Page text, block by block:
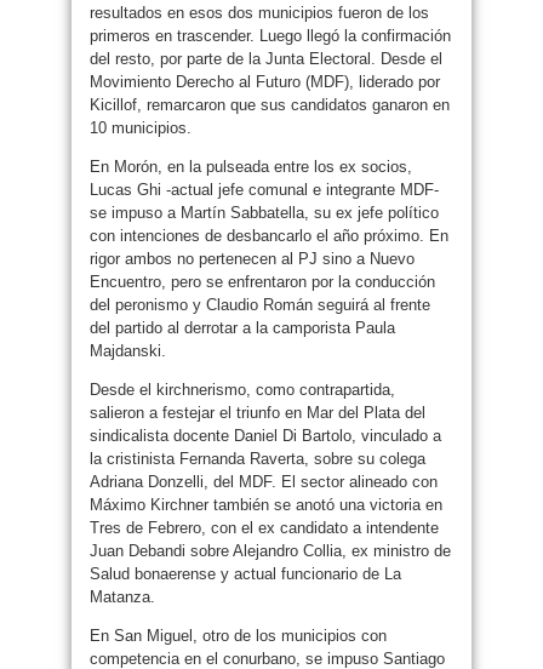
resultados en esos dos municipios fueron de los
primeros en trascender. Luego llegó la confirmación
del resto, por parte de la Junta Electoral. Desde el
Movimiento Derecho al Futuro (MDF), liderado por
Kicillof, remarcaron que sus candidatos ganaron en
10 municipios.
En Morón, en la pulseada entre los ex socios,
Lucas Ghi -actual jefe comunal e integrante MDF-
se impuso a Martín Sabbatella, su ex jefe político
con intenciones de desbancarlo el año próximo. En
rigor ambos no pertenecen al PJ sino a Nuevo
Encuentro, pero se enfrentaron por la conducción
del peronismo y Claudio Román seguirá al frente
del partido al derrotar a la camporista Paula
Majdanski.
Desde el kirchnerismo, como contrapartida,
salieron a festejar el triunfo en Mar del Plata del
sindicalista docente Daniel Di Bartolo, vinculado a
la cristinista Fernanda Raverta, sobre su colega
Adriana Donzelli, del MDF. El sector alineado con
Máximo Kirchner también se anotó una victoria en
Tres de Febrero, con el ex candidato a intendente
Juan Debandi sobre Alejandro Collia, ex ministro de
Salud bonaerense y actual funcionario de La
Matanza.
En San Miguel, otro de los municipios con
competencia en el conurbano, se impuso Santiago